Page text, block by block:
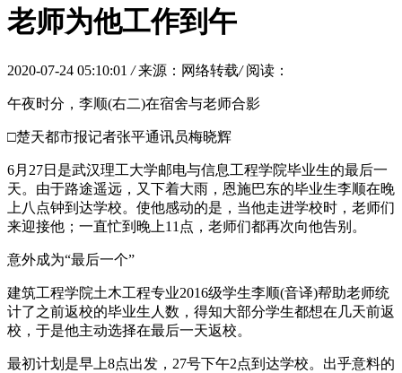
老师为他工作到午
2020-07-24 05:10:01 / 来源：网络转载/ 阅读：
午夜时分，李顺(右二)在宿舍与老师合影
□楚天都市报记者张平通讯员梅晓辉
6月27日是武汉理工大学邮电与信息工程学院毕业生的最后一
天。由于路途遥远，又下着大雨，恩施巴东的毕业生李顺在晚
上八点钟到达学校。使他感动的是，当他走进学校时，老师们
来迎接他；一直忙到晚上11点，老师们都再次向他告别。
意外成为“最后一个”
建筑工程学院土木工程专业2016级学生李顺(音译)帮助老师统
计了之前返校的毕业生人数，得知大部分学生都想在几天前返
校，于是他主动选择在最后一天返校。
最初计划是早上8点出发，27号下午2点到达学校。出乎意料的